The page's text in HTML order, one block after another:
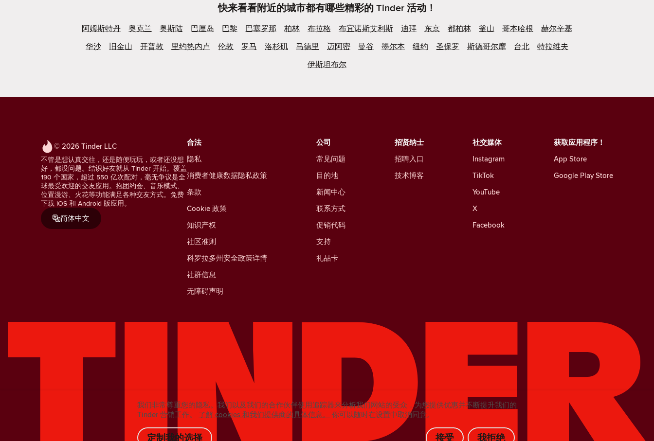
快来看看附近的城市都有哪些精彩的 Tinder 活动！
阿姆斯特丹 奥克兰 奥斯陆 巴厘岛 巴黎 巴塞罗那 柏林 布拉格 布宜诺斯艾利斯 迪拜 东京 都柏林 釜山 哥本哈根
赫尔辛基
华沙
旧金山 开普敦 里约热内卢 伦敦 罗马 洛杉矶 马德里 迈阿密 曼谷 墨尔本 纽约 圣保罗 斯德哥尔摩 台北
特拉维夫
伊斯坦布尔
© 2026 Tinder LLC
不管是想认真交往，还是随便玩玩，或者还没想
好，都没问题。结识好友就从 Tinder 开始。覆盖
190 个国家，超过 550 亿次配对，毫无争议是全
球最受欢迎的交友应用。抱团约会、音乐模式、
位置漫游、火花等功能满足各种交友方式。免费
下载 iOS 和 Android 版应用。
简体中文
社交媒体
Instagram
TikTok
YouTube
X
Facebook
合法
隐私
消费者健康数据隐私政策
条款
Cookie 政策
知识产权
社区准则
科罗拉多州安全政策详情
社群信息
无障碍声明
招贤纳士
招聘入口
技术博客
公司
常见问题
目的地
新闻中心
联系方式
促销代码
支持
礼品卡
获取应用程序！
App Store
Google Play Store
我们非常尊重您的隐私。我们以及我们的合作伙伴使用追踪器来分析我们网站的受众，为您提供优惠并不断提升我们的
Tinder 营销工作。
了解 cookies 和我们提供商的具体信息。 你可以随时在设置中取消同意。
接受 我拒绝
定制我的选择